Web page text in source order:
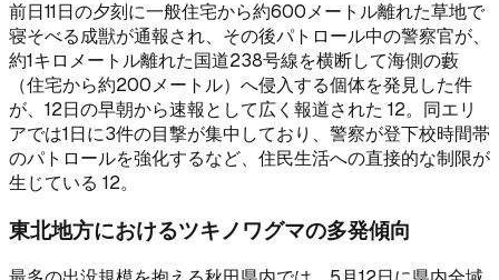
前日11日の夕刻に一般住宅から約600メートル離れた草地で
寝そべる成獣が通報され、その後パトロール中の警察官が、
約1キロメートル離れた国道238号線を横断して海側の藪
（住宅から約200メートル）へ侵入する個体を発見した件
が、12日の早朝から速報として広く報道された 12。同エリ
アでは1日に3件の目撃が集中しており、警察が登下校時間帯
のパトロールを強化するなど、住民生活への直接的な制限が
生じている 12。
東北地方におけるツキノワグマの多発傾向